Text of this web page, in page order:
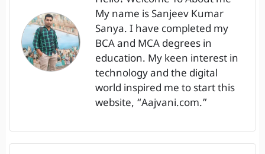
My name is Sanjeev Kumar
Sanya. I have completed my
BCA and MCA degrees in
education. My keen interest in
technology and the digital
world inspired me to start this
website, “Aajvani.com.”